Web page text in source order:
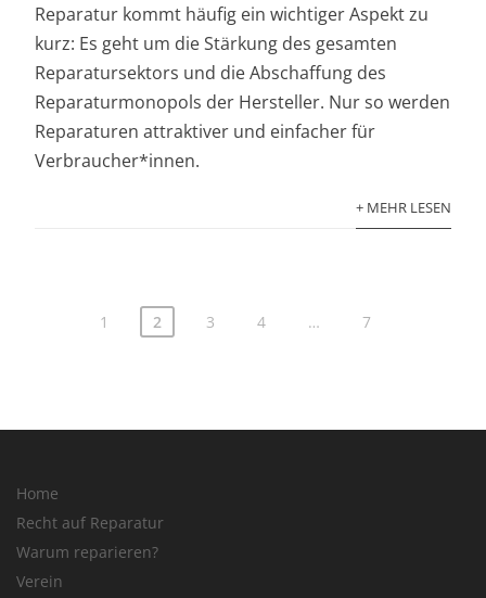
Reparatur kommt häufig ein wichtiger Aspekt zu
kurz: Es geht um die Stärkung des gesamten
Reparatursektors und die Abschaffung des
Reparaturmonopols der Hersteller. Nur so werden
Reparaturen attraktiver und einfacher für
Verbraucher*innen.
+ MEHR LESEN
1 2 3 4 … 7
Home
Recht auf Reparatur
Warum reparieren?
Verein